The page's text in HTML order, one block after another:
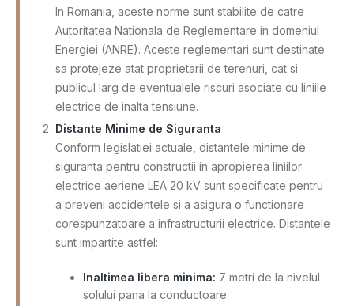
In Romania, aceste norme sunt stabilite de catre
Autoritatea Nationala de Reglementare in domeniul
Energiei (ANRE). Aceste reglementari sunt destinate
sa protejeze atat proprietarii de terenuri, cat si
publicul larg de eventualele riscuri asociate cu liniile
electrice de inalta tensiune.
Distante Minime de Siguranta
Conform legislatiei actuale, distantele minime de
siguranta pentru constructii in apropierea liniilor
electrice aeriene LEA 20 kV sunt specificate pentru
a preveni accidentele si a asigura o functionare
corespunzatoare a infrastructurii electrice. Distantele
sunt impartite astfel:
Inaltimea libera minima: 7 metri de la nivelul
solului pana la conductoare.